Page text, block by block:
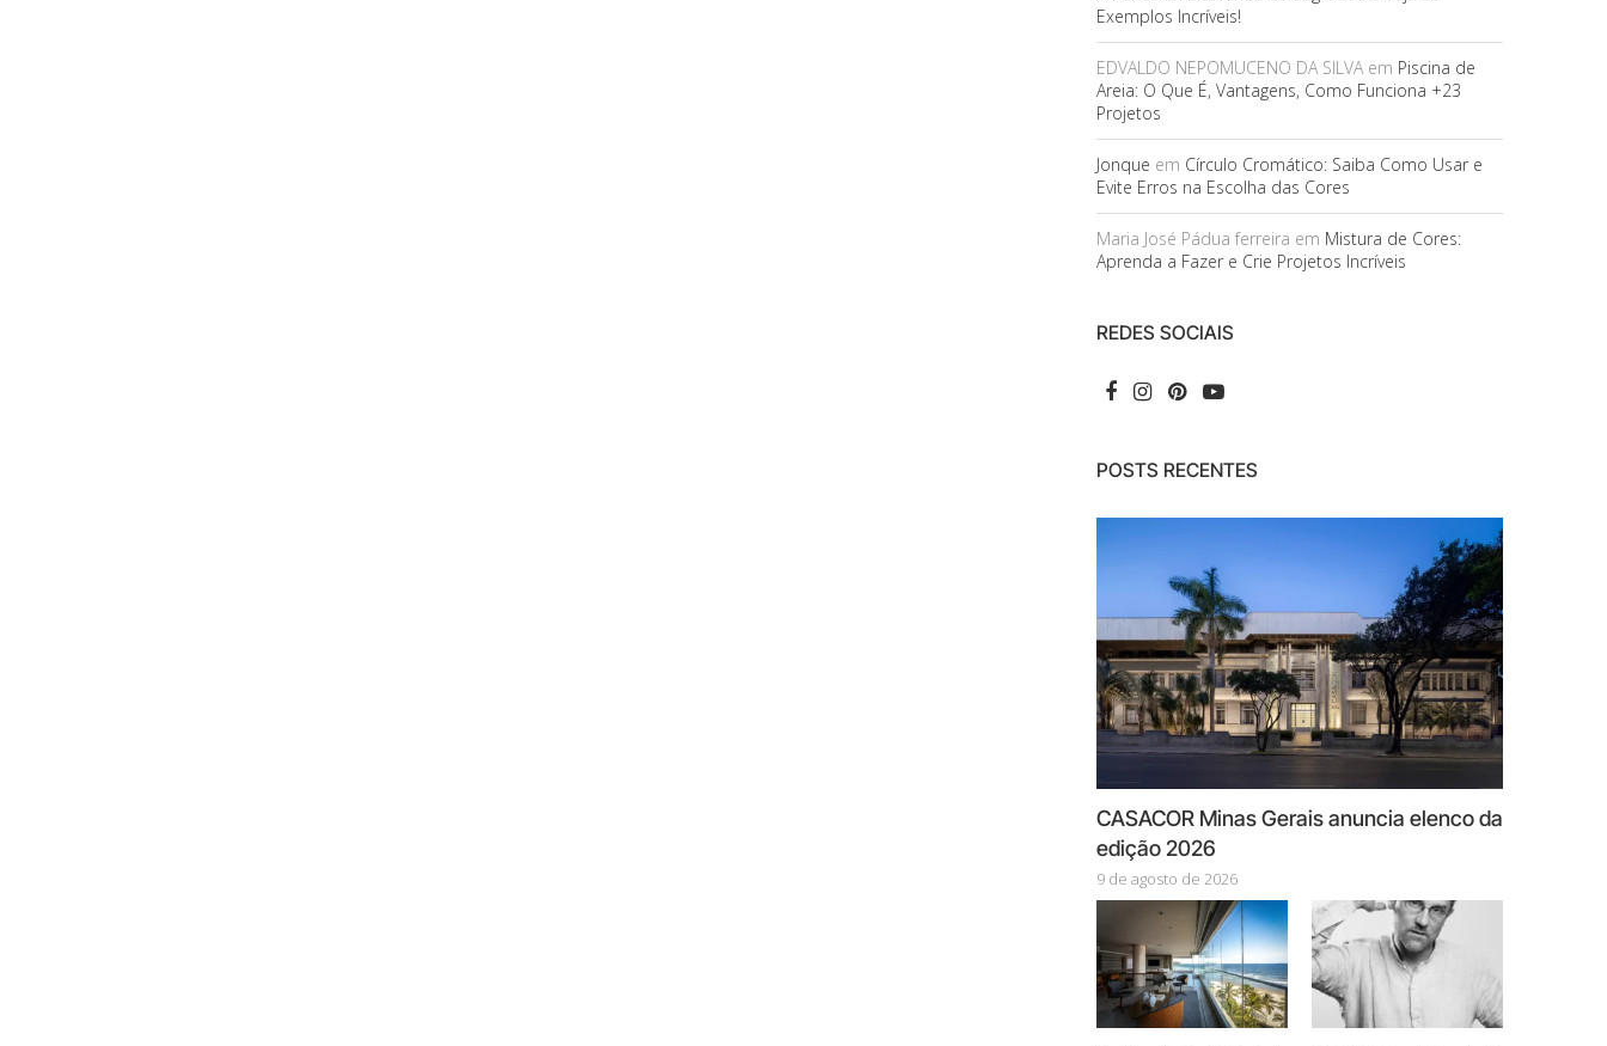
Exemplos Incríveis!
EDVALDO NEPOMUCENO DA SILVAem Piscina de
Areia: O Que É, Vantagens, Como Funciona +23
Projetos
Jonque em Círculo Cromático: Saiba Como Usar e
Evite Erros na Escolha das Cores
Maria José Pádua ferreira em Mistura de Cores:
Aprenda a Fazer e Crie Projetos Incríveis
REDES SOCIAIS
POSTS RECENTES
CASACOR Minas Gerais anuncia elenco da
edição 2026
9 de agosto de 2026